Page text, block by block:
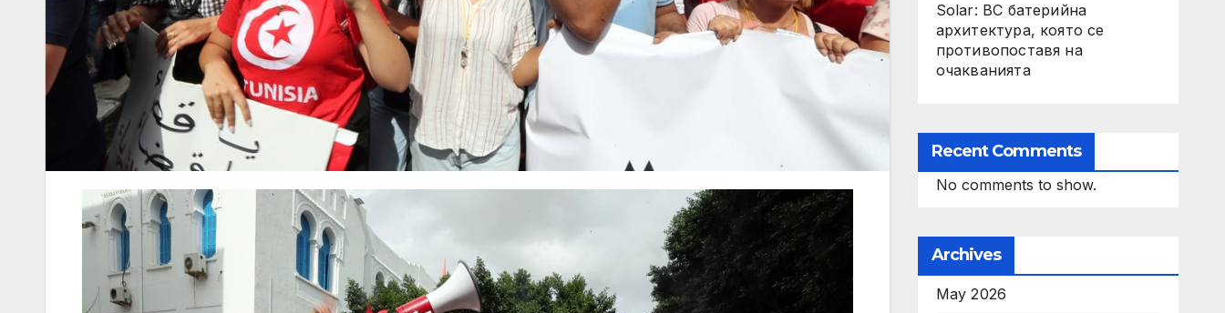
Solar: BC батерийна
архитектура, която се
противопоставя на
очакванията
Recent Comments
No comments to show.
Archives
May 2026